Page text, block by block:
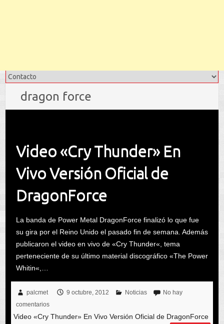
dragon force
Video «Cry Thunder» En
Vivo Versión Oficial de
DragonForce
La banda de Power Metal DragonForce finalizó lo que fue
su gira por el Reino Unido el pasado fin de semana. Además
publicaron el video en vivo de «Cry Thunder«, tema
perteneciente de su último material discográfico «The Power
Whitin«,…
palcmet 9 octubre, 2012 Noticias
No hay
comentarios
Video «Cry Thunder» En Vivo Versión Oficial de DragonForce